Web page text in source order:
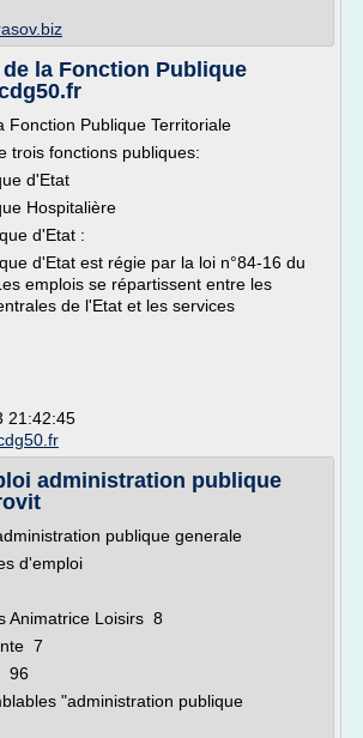
la Fonction Publique
Fonction Publique Territoriale
trois fonctions publiques:
d'Etat
Hospitalière
d'Etat :
d'Etat est régie par la loi n°84-16 du
emplois se répartissent entre les
de l'Etat et les services
21:42:45
administration publique
publique generale
d'emploi
Animatrice Loisirs 8
7
96
"administration publique